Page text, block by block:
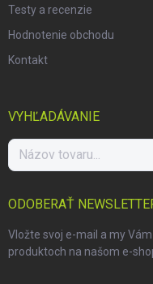
Testy a recenzie
Hodnotenie obchodu
Kontakt
VYHĽADÁVANIE
ODOBERAŤ
Vložte svoj e-mail a my
produktoch na našom e-